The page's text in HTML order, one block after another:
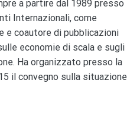
a partire dal 1989 presso
Internazionali, come
e coautore di pubblicazioni
economie di scala e sugli
Ha organizzato presso la
il convegno sulla situazione